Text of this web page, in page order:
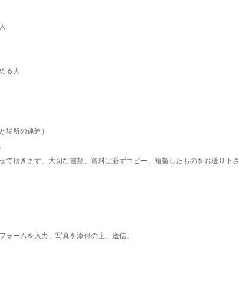
る人
場所の連絡）
頂きます。大切な書類、資料は必ずコピー、複製したものをお送り下さ
ォームを入力、写真を添付の上、送信。